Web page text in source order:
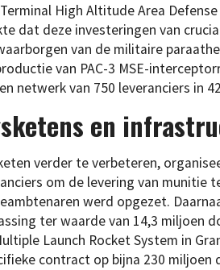
High Altitude Area
dat deze investeringen van
van de militaire
van PAC-3 MSE-
netwerk van 750 leveranciers in
en
verder te verbeteren,
om de levering van munitie
werd opgezet.
ter waarde van 14,3 miljoen
Launch Rocket System in
contract op bijna 230 miljoen